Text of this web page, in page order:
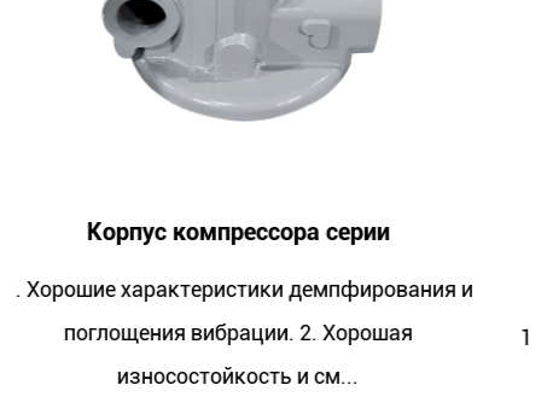
и
Посадочное место
компрессора
1. Хорошие характеристики
поглощения вибрации. 2.